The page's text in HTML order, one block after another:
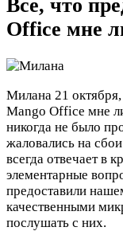
Все, что
Office мне
Милана 21
Mango Office мне
никогда не было
жаловались на
всегда отвечает в
элементарные
предоставили
качественными
послушать с них.